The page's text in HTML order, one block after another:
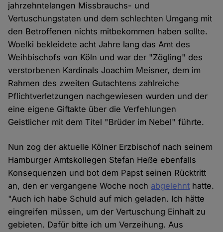
jahrzehntelangen Missbrauchs- und
Vertuschungstaten und dem schlechten Umgang mit
den Betroffenen nichts mitbekommen haben sollte.
Woelki bekleidete acht Jahre lang das Amt des
Weihbischofs von Köln und war der "Zögling" des
verstorbenen Kardinals Joachim Meisner, dem im
Rahmen des zweiten Gutachtens zahlreiche
Pflichtverletzungen nachgewiesen wurden und der
eine eigene Giftakte über die Verfehlungen
Geistlicher mit dem Titel "Brüder im Nebel" führte.
Nun zog der aktuelle Kölner Erzbischof nach seinem
Hamburger Amtskollegen Stefan Heße ebenfalls
Konsequenzen und bot dem Papst seinen Rücktritt
an, den er vergangene Woche noch abgelehnt hatte.
"Auch ich habe Schuld auf mich geladen. Ich hätte
eingreifen müssen, um der Vertuschung Einhalt zu
gebieten. Dafür bitte ich um Verzeihung. Aus